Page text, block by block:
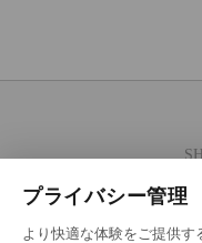
プライバシー管理
より快適な体験をご提供す